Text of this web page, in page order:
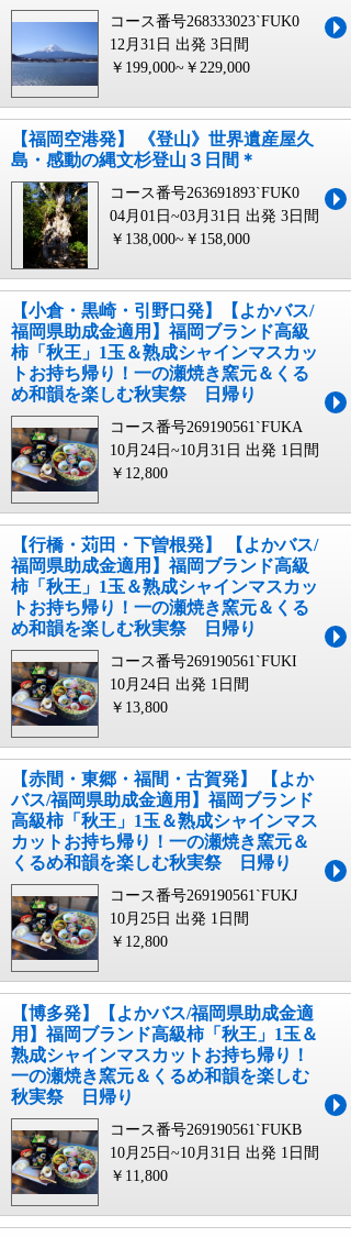
コース番号268333023`FUK0
12月31日 出発 3日間
￥199,000~￥229,000
【福岡空港発】 《登山》世界遺産屋久
島・感動の縄文杉登山３日間＊
コース番号263691893`FUK0
04月01日~03月31日 出発 3日間
￥138,000~￥158,000
【小倉・黒崎・引野口発】【よかバス/
福岡県助成金適用】福岡ブランド高級
柿「秋王」1玉＆熟成シャインマスカッ
トお持ち帰り！一の瀬焼き窯元＆くる
め和韻を楽しむ秋実祭 日帰り
コース番号269190561`FUKA
10月24日~10月31日 出発 1日間
￥12,800
【行橋・苅田・下曽根発】 【よかバス/
福岡県助成金適用】福岡ブランド高級
柿「秋王」1玉＆熟成シャインマスカッ
トお持ち帰り！一の瀬焼き窯元＆くる
め和韻を楽しむ秋実祭 日帰り
コース番号269190561`FUKI
10月24日 出発 1日間
￥13,800
【赤間・東郷・福間・古賀発】 【よか
バス/福岡県助成金適用】福岡ブランド
高級柿「秋王」1玉＆熟成シャインマス
カットお持ち帰り！一の瀬焼き窯元＆
くるめ和韻を楽しむ秋実祭 日帰り
コース番号269190561`FUKJ
10月25日 出発 1日間
￥12,800
【博多発】【よかバス/福岡県助成金適
用】福岡ブランド高級柿「秋王」1玉＆
熟成シャインマスカットお持ち帰り！
一の瀬焼き窯元＆くるめ和韻を楽しむ
秋実祭 日帰り
コース番号269190561`FUKB
10月25日~10月31日 出発 1日間
￥11,800